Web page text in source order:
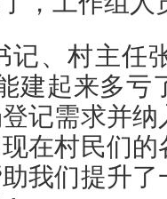
记、村主任
建起来多亏
记需求并
在村民们
我们提升